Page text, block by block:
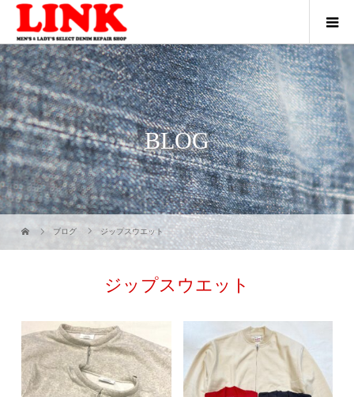
BLOG
ブログ ジップスウエット
ジップスウエット